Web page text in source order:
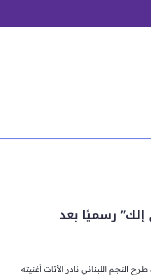
إلك” رسميًا بعد
اللبناني نادر الأتات أغنيته